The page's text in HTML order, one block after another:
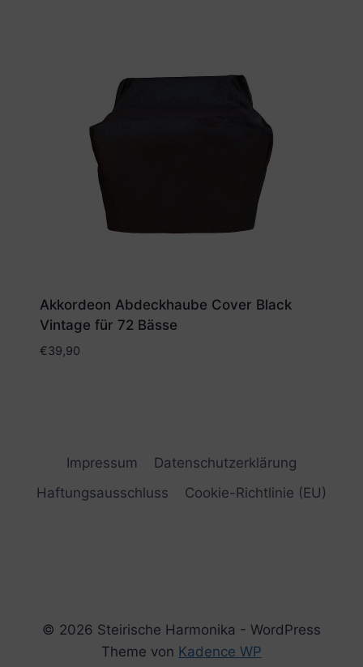
Akkordeon Abdeckhaube Cover Black
Vintage für 72 Bässe
€39,90
Impressum
Datenschutzerklärung
Haftungsausschluss
Cookie-Richtlinie (EU)
© 2026 Steirische Harmonika - WordPress
Theme von Kadence WP